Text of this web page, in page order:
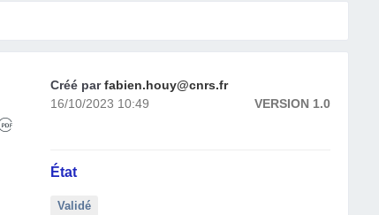
Créé parfabien.houy@cnrs.fr
16/10/2023 10:49
VERSION 1.0
État
Validé